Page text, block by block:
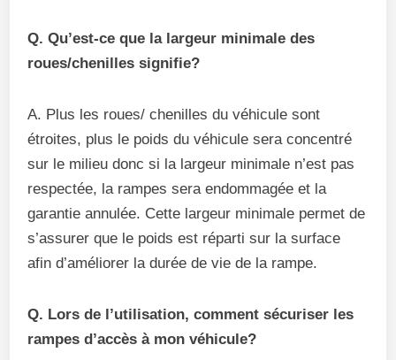
Q. Qu’est-ce que la largeur minimale des
roues/chenilles signifie?
A. Plus les roues/ chenilles du véhicule sont
étroites, plus le poids du véhicule sera concentré
sur le milieu donc si la largeur minimale n’est pas
respectée, la rampes sera endommagée et la
garantie annulée. Cette largeur minimale permet de
s’assurer que le poids est réparti sur la surface
afin d’améliorer la durée de vie de la rampe.
Q. Lors de l’utilisation, comment sécuriser les
rampes d’accès à mon véhicule?